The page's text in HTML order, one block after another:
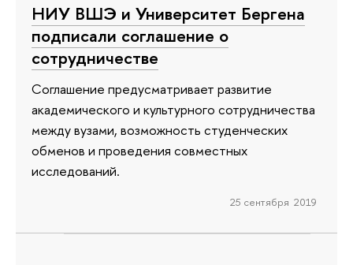
НИУ ВШЭ и Университет Бергена
подписали соглашение о
сотрудничестве
Соглашение предусматривает развитие
академического и культурного сотрудничества
между вузами, возможность студенческих
обменов и проведения совместных
исследований.
25 сентября 2019